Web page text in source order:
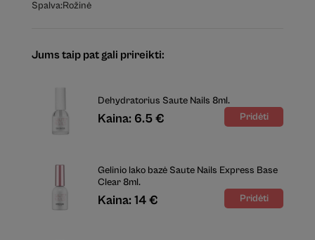
Spalva:Rožinė
Jums taip pat gali prireikti:
Dehydratorius Saute Nails 8ml.
Kaina: 6.5 €
Gelinio lako bazė Saute Nails Express Base
Clear 8ml.
Kaina: 14 €